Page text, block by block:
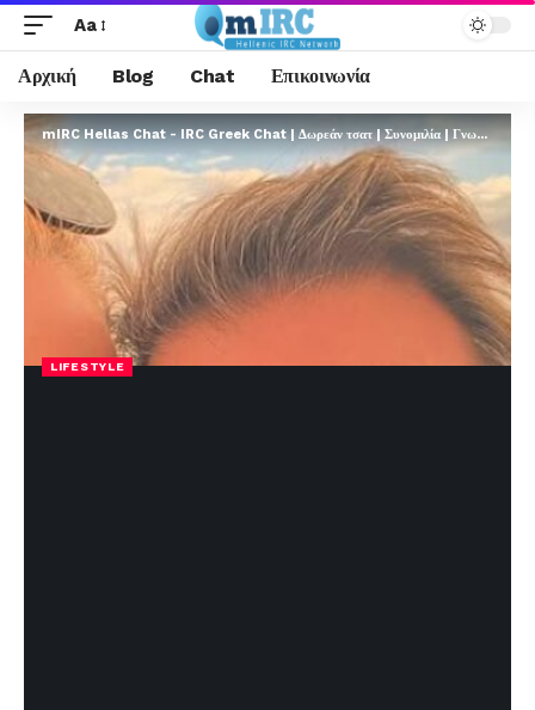
Aa
Αρχική Blog Chat Επικοινωνία
mIRC Hellas Chat - IRC Greek Chat | Δωρεάν τσατ | Συνομιλία | Γνωριμίες | FREE
LIFESTYLE